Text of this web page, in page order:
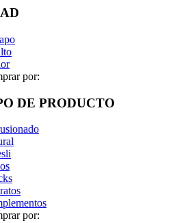
por:
DE PRODUCTO
por: